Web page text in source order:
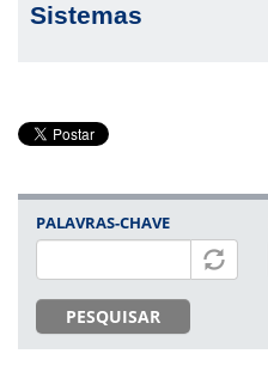
Sistemas
PALAVRAS-CHAVE
PESQUISAR